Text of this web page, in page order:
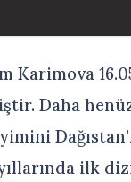
Karimova
Daha
ilk